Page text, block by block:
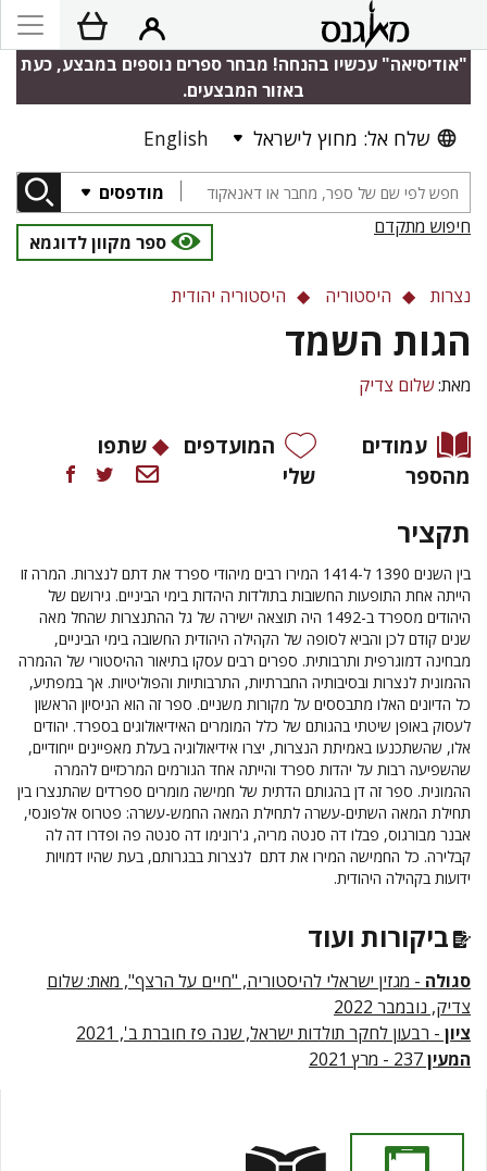
"אודיסיאה" עכשיו בהנחה! מבחר ספרים נוספים במבצע, כעת
באזור המבצעים.
שלח אל: מחוץ לישראל English
מודפסים
חיפוש מתקדם
ספר מקוון לדוגמא
נצרות היסטוריה היסטוריה יהודית
הגות השמד
מאת:שלום צדיק
עמודים
מהספר
המועדפים
שלי
שתפו
תקציר
בין השנים 1390 ל-1414 המירו רבים מיהודי ספרד את דתם לנצרות. המרה זו
הייתה אחת התופעות החשובות בתולדות היהדות בימי הביניים. גירושם של
היהודים מספרד ב-1492 היה תוצאה ישירה של גל ההתנצרות שהחל מאה
שנים קודם לכן והביא לסופה של הקהילה היהודית החשובה בימי הביניים,
מבחינה דמוגרפית ותרבותית. ספרים רבים עסקו בתיאור ההיסטורי של ההמרה
ההמונית לנצרות ובסיבותיה החברתיות, התרבותיות והפוליטיות. אך במפתיע,
כל הדיונים האלו מתבססים על מקורות משניים. ספר זה הוא הניסיון הראשון
לעסוק באופן שיטתי בהגותם של כלל המומרים האידיאולוגים בספרד. יהודים
אלו, שהשתכנעו באמיתת הנצרות, יצרו אידיאולוגיה בעלת מאפיינים ייחודיים,
שהשפיעה רבות על יהדות ספרד והייתה אחד הגורמים המרכזיים להמרה
ההמונית. ספר זה דן בהגותם הדתית של חמישה מומרים ספרדים שהתנצרו בין
תחילת המאה השתים-עשרה לתחילת המאה החמש-עשרה: פטרוס אלפונסי,
אבנר מבורגוס, פבלו דה סנטה מריה, ג'רונימו דה סנטה פה ופדרו דה לה
קבלירה. כל החמישה המירו את דתם לנצרות בבגרותם, בעת שהיו דמויות
ידועות בקהילה היהודית.
ביקורות ועוד
סגולה - מגזין ישראלי להיסטוריה, "חיים על הרצף", מאת: שלום
צדיק, נובמבר 2022
ציון - רבעון לחקר תולדות ישראל, שנה פז חוברת ב', 2021
המעין237 - מרץ 2021